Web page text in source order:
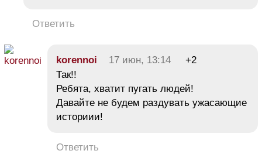
Ответить
korennoi 17 июн, 13:14
+2
Так!!
Ребята, хватит пугать людей!
Давайте не будем раздувать ужасающие
историии!
Ответить